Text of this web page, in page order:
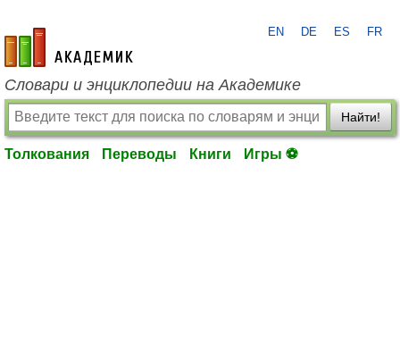
academic.ru
EN DE ES FR
Словари и энциклопедии на Академике
Найти!
Толкования Переводы Книги Игры ⚽